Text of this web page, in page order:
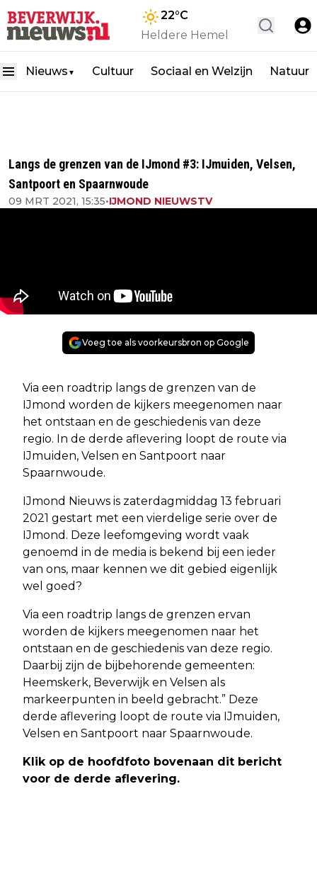
22°C
Heldere Hemel
Nieuws ▼ Cultuur Sociaal en Welzijn Natuur
Langs de grenzen van de IJmond #3: IJmuiden, Velsen,
Santpoort en Spaarnwoude
09 MRT 2021, 15:35•IJMOND NIEUWSTV
Voeg toe als voorkeursbron op Google
Via een roadtrip langs de grenzen van de
IJmond worden de kijkers meegenomen naar
het ontstaan en de geschiedenis van deze
regio. In de derde aflevering loopt de route via
IJmuiden, Velsen en Santpoort naar
Spaarnwoude.
IJmond Nieuws is zaterdagmiddag 13 februari
2021 gestart met een vierdelige serie over de
IJmond. Deze leefomgeving wordt vaak
genoemd in de media is bekend bij een ieder
van ons, maar kennen we dit gebied eigenlijk
wel goed?
Via een roadtrip langs de grenzen ervan
worden de kijkers meegenomen naar het
ontstaan en de geschiedenis van deze regio.
Daarbij zijn de bijbehorende gemeenten:
Heemskerk, Beverwijk en Velsen als
markeerpunten in beeld gebracht.” Deze
derde aflevering loopt de route via IJmuiden,
Velsen en Santpoort naar Spaarnwoude.
Klik op de hoofdfoto bovenaan dit bericht
voor de derde aflevering.